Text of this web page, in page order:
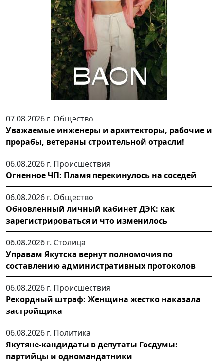
07.08.2026 г. Общество
Уважаемые инженеры и архитекторы, рабочие и
прорабы, ветераны строительной отрасли!
06.08.2026 г. Происшествия
Огненное ЧП: Пламя перекинулось на соседей
06.08.2026 г. Общество
Обновленный личный кабинет ДЭК: как
зарегистрироваться и что изменилось
06.08.2026 г. Столица
Управам Якутска вернут полномочия по
составлению административных протоколов
06.08.2026 г. Происшествия
Рекордный штраф: Женщина жестко наказала
застройщика
06.08.2026 г. Политика
Якутяне-кандидаты в депутаты Госдумы:
партийцы и одномандатники